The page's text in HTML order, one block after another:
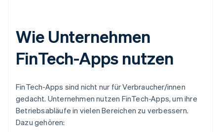
Wie Unternehmen
FinTech-Apps nutzen
FinTech-Apps sind nicht nur für Verbraucher/innen
gedacht. Unternehmen nutzen FinTech-Apps, um ihre
Betriebsabläufe in vielen Bereichen zu verbessern.
Dazu gehören: